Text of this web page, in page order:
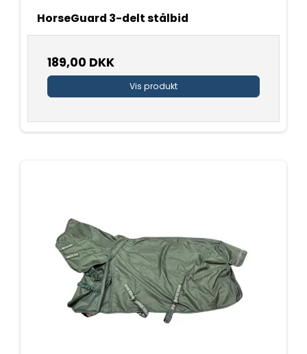
HorseGuard 3-delt stålbid
189,00 DKK
Vis produkt